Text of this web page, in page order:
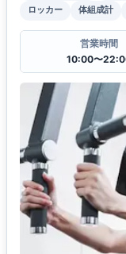
ロッカー
体組成計
営業時間
10:00〜